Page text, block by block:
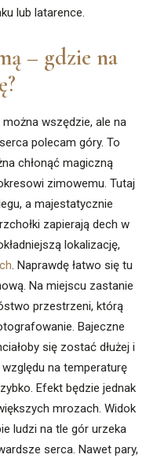
lub latarence.
– gdzie na
wszędzie, ale na
polecam góry. To
chłonąć magiczną
zimowemu. Tutaj
a majestatycznie
zapierają dech w
lokalizację,
. Naprawdę łatwo się tu
Na miejscu zastanie
przestrzeni, którą
Bajeczne
się zostać dłużej i
na temperaturę
Efekt będzie jednak
mrozach. Widok
ludzi na tle gór urzeka
serca. Nawet pary,